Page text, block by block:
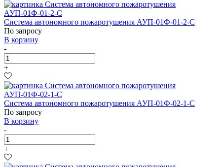
Система автономного пожаротушения АУП-01Ф-01-2-С
По запросу
В корзину
-
+
Система автономного пожаротушения АУП-01Ф-02-1-С
По запросу
В корзину
-
+